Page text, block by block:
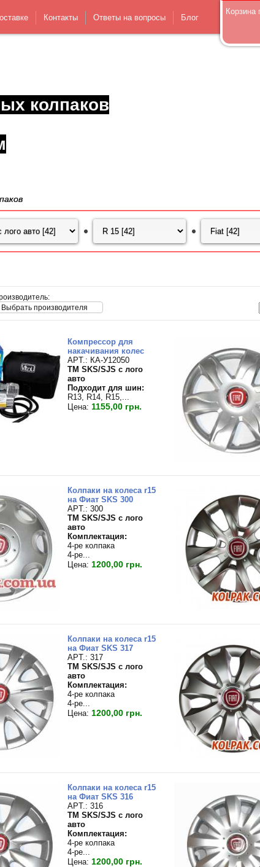
Контакты Ответы на вопросы Блог
Корзина
колпаков
Выбрать производителя
Компрессор для
накачивания колес
APT.: КА-У12050
TM SKS/SJS с лого
авто
Подходит для шин:
R13, R14, R15,...
Цена: 1155,00 грн.
Колпаки на колеса r15
на Фиат SKS 300
APT.: 300
TM SKS/SJS с лого
авто
Комплектация:
4-ре колпака
4-ре...
Цена: 1200,00 грн.
Колпаки на колеса r15
на Фиат SKS 317
APT.: 317
TM SKS/SJS с лого
авто
Комплектация:
4-ре колпака
4-ре...
Цена: 1200,00 грн.
Колпаки на колеса r15
на Фиат SKS 316
APT.: 316
TM SKS/SJS с лого
авто
Комплектация:
4-ре колпака
4-ре...
Цена: 1200,00 грн.